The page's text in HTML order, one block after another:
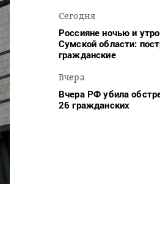
Сегодня
Россияне ночью и
Сумской области:
гражданские
Вчера
Вчера РФ убила
26 гражданских